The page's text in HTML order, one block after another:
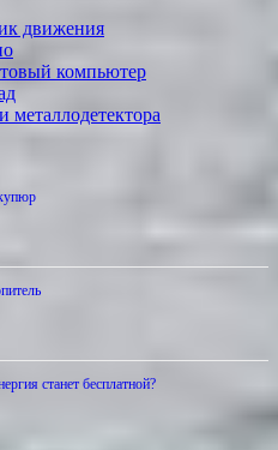
движения
компьютер
металлодетектора
станет бесплатной?